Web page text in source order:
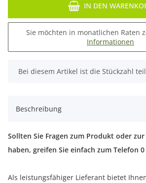
IN DEN
Sie möchten in monatlichen Raten
Informationen
x
Bei diesem Artikel ist die Stückzahl
Beschreibung
Sollten Sie Fragen zum Produkt oder
haben, greifen Sie einfach zum Telefon 0
Als leistungsfähiger Lieferant bietet